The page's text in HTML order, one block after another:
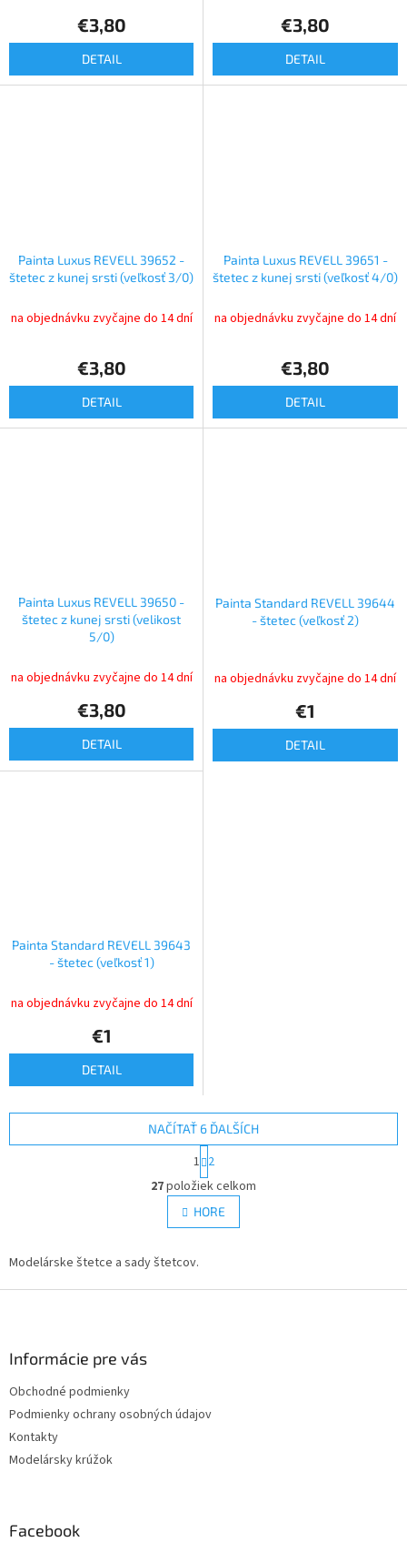
€3,80
DETAIL
€3,80
DETAIL
Painta Luxus REVELL 39652 -
štetec z kunej srsti (veľkosť 3/0)
na objednávku zvyčajne do 14 dní
€3,80
DETAIL
Painta Luxus REVELL 39651 -
štetec z kunej srsti (veľkosť 4/0)
na objednávku zvyčajne do 14 dní
€3,80
DETAIL
Painta Luxus REVELL 39650 -
štetec z kunej srsti (velikost
5/0)
na objednávku zvyčajne do 14 dní
€3,80
DETAIL
Painta Standard REVELL 39644
- štetec (veľkosť 2)
na objednávku zvyčajne do 14 dní
€1
DETAIL
Painta Standard REVELL 39643
- štetec (veľkosť 1)
na objednávku zvyčajne do 14 dní
€1
DETAIL
O
v
l
á
v
NAČÍTAŤ 6 ĎALŠÍCH
t
r
á
n
k
n
1 2
27položiek celkom
HORE
Modelárske štetce a sady štetcov.
Informácie pre vás
Obchodné podmienky
Podmienky ochrany osobných údajov
Kontakty
Modelársky krúžok
Facebook